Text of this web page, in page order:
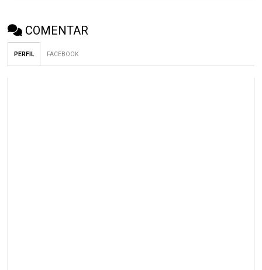
COMENTAR
PERFIL FACEBOOK